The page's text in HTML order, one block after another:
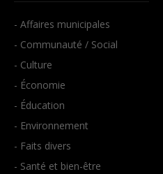
- Affaires municipales
- Communauté / Social
- Culture
- Économie
- Éducation
- Environnement
- Faits divers
- Santé et bien-être